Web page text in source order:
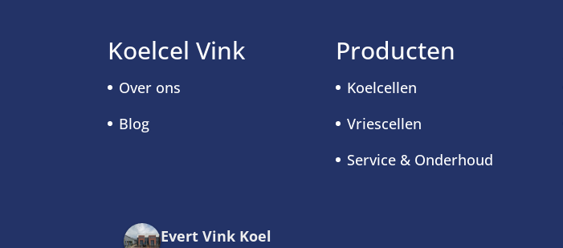
Koelcel Vink
Over ons
Blog
Evert Vink Koel
Producten
Koelcellen
Vriescellen
Service & Onderhoud